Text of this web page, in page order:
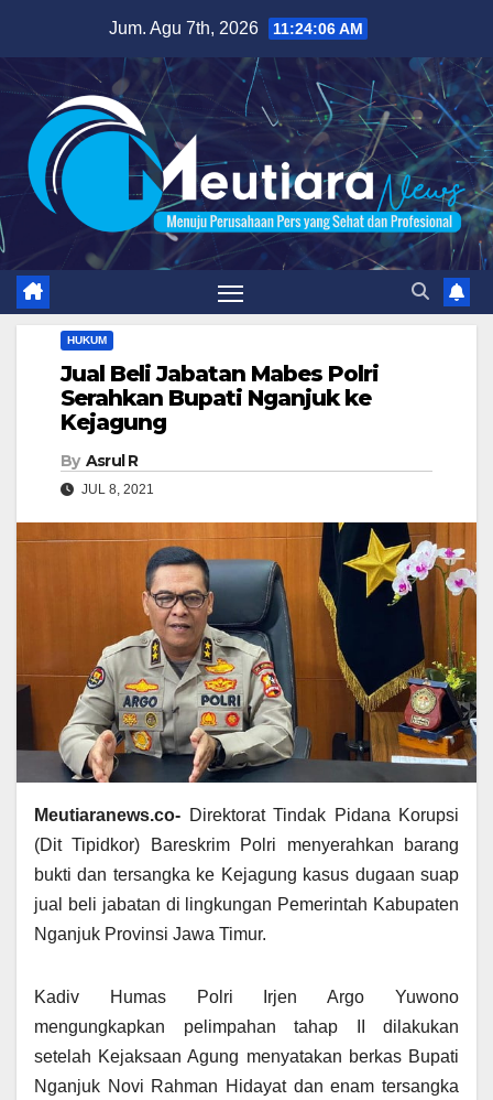
content
Jum. Agu 7th, 2026 11:24:08 AM
HUKUM
Jual Beli Jabatan Mabes Polri
Serahkan Bupati Nganjuk ke
Kejagung
By Asrul R
JUL 8, 2021
Meutiaranews.co- Direktorat Tindak Pidana Korupsi
(Dit Tipidkor) Bareskrim Polri menyerahkan barang
bukti dan tersangka ke Kejagung kasus dugaan suap
jual beli jabatan di lingkungan Pemerintah Kabupaten
Nganjuk Provinsi Jawa Timur.
Kadiv Humas Polri Irjen Argo Yuwono
mengungkapkan pelimpahan tahap II dilakukan
setelah Kejaksaan Agung menyatakan berkas Bupati
Nganjuk Novi Rahman Hidayat dan enam tersangka